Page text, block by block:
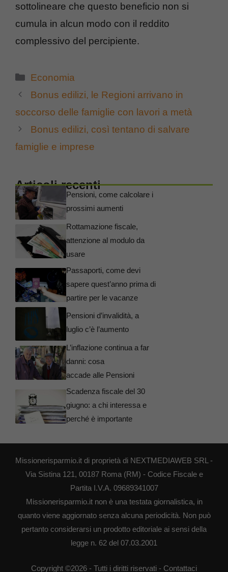
sottolineare che questo beneficio non si
cumula in alcun modo con il reddito
complessivo del percipiente.
Categorie
Economia
Bonus edilizi, le Regioni arrivano in
soccorso delle famiglie con lavori a metà
Bonus edilizi, così tentano di salvare
famiglie e imprese
Articoli recenti
Pensioni, come calcolare i
prossimi aumenti
Rottamazione fiscale,
attenzione al modulo da
usare
Passaporti, come devi
sapere quest’anno prima di
partire per le vacanze
Pensioni d’invalidità, a
luglio c’è l’aumento
L’inflazione continua a far
danni: cosa
accade alle Pensioni
Scadenza fiscale del 30
giugno: a chi interessa e
perché è importante
Missionerisparmio.it di proprietà di NEXTMEDIAWEB SRL -
Via Sistina 121, 00187 Roma (RM) - Codice Fiscale e
Partita I.V.A. 09689341007
Missionerisparmio.it non è una testata giornalistica, in
quanto viene aggiornato senza alcuna periodicità. Non può
pertanto considerarsi un prodotto editoriale ai sensi della
legge n. 62 del 07.03.2001
Copyright ©2026 - Tutti i diritti riservati - Contattaci